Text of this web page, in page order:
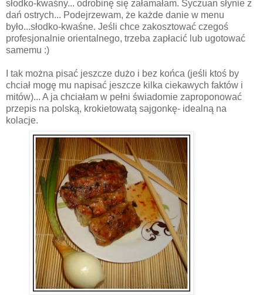
słodko-kwaśny... odrobinę się załamałam. Syczuan słynie z
dań ostrych... Podejrzewam, że każde danie w menu
było...słodko-kwaśne. Jeśli chce zakosztować czegoś
profesjonalnie orientalnego, trzeba zapłacić lub ugotować
samemu :)
I tak można pisać jeszcze dużo i bez końca (jeśli ktoś by
chciał mogę mu napisać jeszcze kilka ciekawych faktów i
mitów)... A ja chciałam w pełni świadomie zaproponować
przepis na polską, krokietowatą sajgonkę- idealną na
kolacje.